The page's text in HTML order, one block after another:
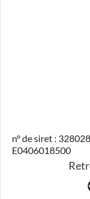
n° de siret :
E0406018500